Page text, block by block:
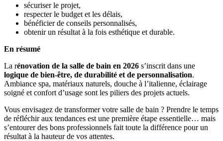
sécuriser le projet,
respecter le budget et les délais,
bénéficier de conseils personnalisés,
obtenir un résultat à la fois esthétique et durable.
En résumé
La rénovation de la salle de bain en 2026 s’inscrit dans une
logique de bien-être, de durabilité et de personnalisation.
Ambiance spa, matériaux naturels, douche à l’italienne, éclairage
soigné et confort d’usage sont les piliers des projets actuels.
Vous envisagez de transformer votre salle de bain ? Prendre le temps
de réfléchir aux tendances est une première étape essentielle… mais
s’entourer des bons professionnels fait toute la différence pour un
résultat à la hauteur de vos attentes.